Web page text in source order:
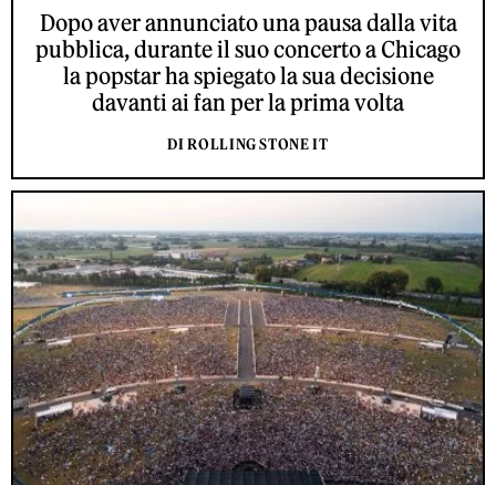
Dopo aver annunciato una pausa dalla vita
pubblica, durante il suo concerto a Chicago
la popstar ha spiegato la sua decisione
davanti ai fan per la prima volta
DI ROLLING STONE IT